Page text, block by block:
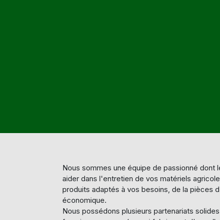
Nous sommes une équipe de passionné dont
aider dans l'entretien de vos matériels
produits adaptés à vos besoins, de la pièces
économique.
Nous possédons plusieurs partenariats